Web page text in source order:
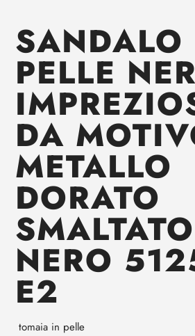
prodotto
al
tuo
carrello
SANDALO
PELLE
DA
METALLO
DORATO
SMALTATO
NERO
E2
tomaia in pelle